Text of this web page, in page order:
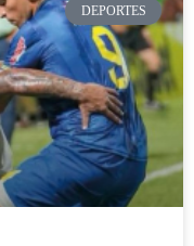
DEPORTES